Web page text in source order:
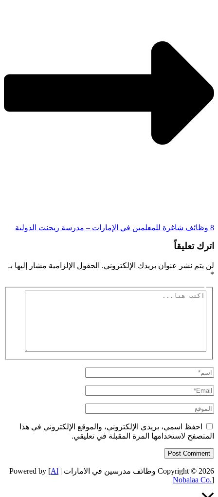
8 وظائف شاغرة للمعلمين في الإمارات – مدرسة ريجنت الدولية
اترك تعليقاً
لن يتم نشر عنوان بريدك الإلكتروني. الحقول الإلزامية مشار إليها بـ
*
اكتب
اسم*
Email*
الموقع
احفظ اسمي، بريدي الإلكتروني، والموقع الإلكتروني في هذا
المتصفح لاستخدامها المرة المقبلة في تعليقي.
Copyright © 2026 وظائف مدرسين في الامارات | Powered by [
Al
Nobalaa Co.]